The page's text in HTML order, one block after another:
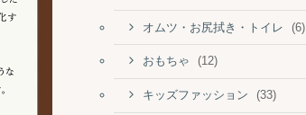
オムツ・お尻拭き・トイレ (6)
おもちゃ (12)
キッズファッション (33)